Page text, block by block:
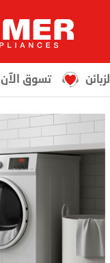
تسوق الآن الزبائن